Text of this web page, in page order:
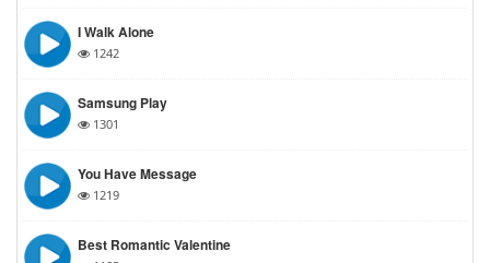
I Walk Alone
1242
Samsung Play
1301
You Have Message
1219
Best Romantic Valentine